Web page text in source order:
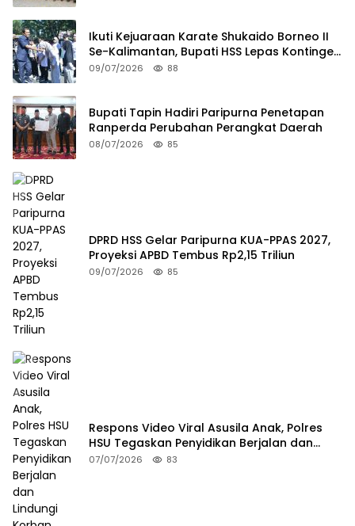
Ikuti Kejuaraan Karate Shukaido Borneo II
Se-Kalimantan, Bupati HSS Lepas Kontingen
FORKI
09/07/2026 88
Bupati Tapin Hadiri Paripurna Penetapan
Ranperda Perubahan Perangkat Daerah
08/07/2026 85
DPRD HSS Gelar Paripurna KUA-PPAS 2027,
Proyeksi APBD Tembus Rp2,15 Triliun
09/07/2026 85
Respons Video Viral Asusila Anak, Polres
HSU Tegaskan Penyidikan Berjalan dan
Lindungi Korban
07/07/2026 83